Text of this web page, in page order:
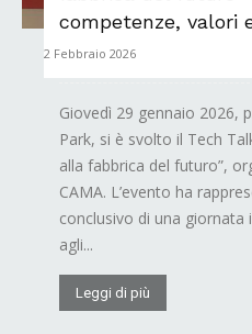
competenze, valori
2 Febbraio 2026
Giovedì 29 gennaio 2026,
Park, si è svolto il Tech
alla fabbrica del futuro”,
CAMA. L’evento ha
conclusivo di una giornata
agli...
Leggi di più